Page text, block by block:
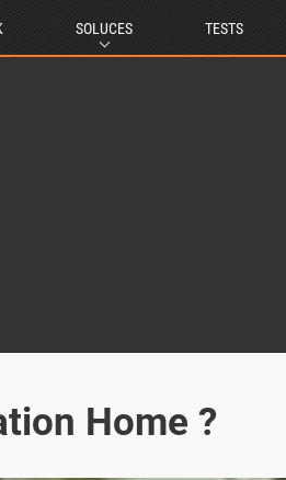
SOLUCES TESTS
Home ?